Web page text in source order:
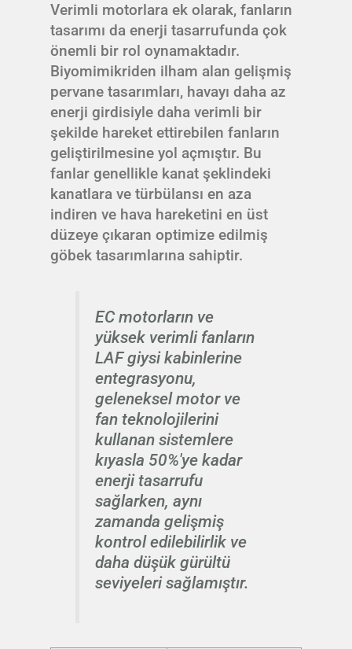
Verimli motorlara ek olarak, fanların
tasarımı da enerji tasarrufunda çok
önemli bir rol oynamaktadır.
Biyomimikriden ilham alan gelişmiş
pervane tasarımları, havayı daha az
enerji girdisiyle daha verimli bir
şekilde hareket ettirebilen fanların
geliştirilmesine yol açmıştır. Bu
fanlar genellikle kanat şeklindeki
kanatlara ve türbülansı en aza
indiren ve hava hareketini en üst
düzeye çıkaran optimize edilmiş
göbek tasarımlarına sahiptir.
EC motorların ve
yüksek verimli fanların
LAF giysi kabinlerine
entegrasyonu,
geleneksel motor ve
fan teknolojilerini
kullanan sistemlere
kıyasla 50%'ye kadar
enerji tasarrufu
sağlarken, aynı
zamanda gelişmiş
kontrol edilebilirlik ve
daha düşük gürültü
seviyeleri sağlamıştır.